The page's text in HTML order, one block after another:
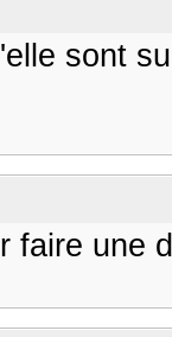
sont
faire une